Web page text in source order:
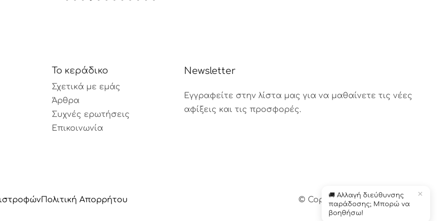
Το κεράδικο
Σχετικά με εμάς
Άρθρα
Συχνές ερωτήσεις
Επικοινωνία
Newsletter
Εγγραφείτε στην λίστα μας για να μαθαίνετε τις νέες
αφίξεις και τις προσφορές.
Πολιτική Aπορρήτου © Copyright 2024 – Το κεράδικο
✕
🚚 Αλλαγή διεύθυνσης
παράδοσης; Μπορώ να
βοηθήσω!